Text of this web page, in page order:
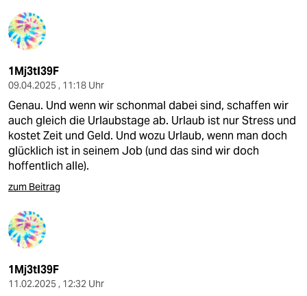
1Mj3tI39F
09.04.2025 , 11:18 Uhr
Genau. Und wenn wir schonmal dabei sind, schaffen wir
auch gleich die Urlaubstage ab. Urlaub ist nur Stress und
kostet Zeit und Geld. Und wozu Urlaub, wenn man doch
glücklich ist in seinem Job (und das sind wir doch
hoffentlich alle).
zum Beitrag
1Mj3tI39F
11.02.2025 , 12:32 Uhr